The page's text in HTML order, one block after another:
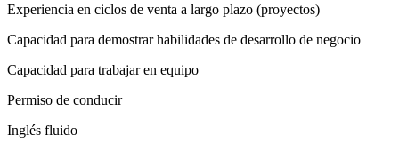
Experiencia en ciclos de venta a largo plazo (proyectos)
Capacidad para demostrar habilidades de desarrollo de negocio
Capacidad para trabajar en equipo
Permiso de conducir
Inglés fluido